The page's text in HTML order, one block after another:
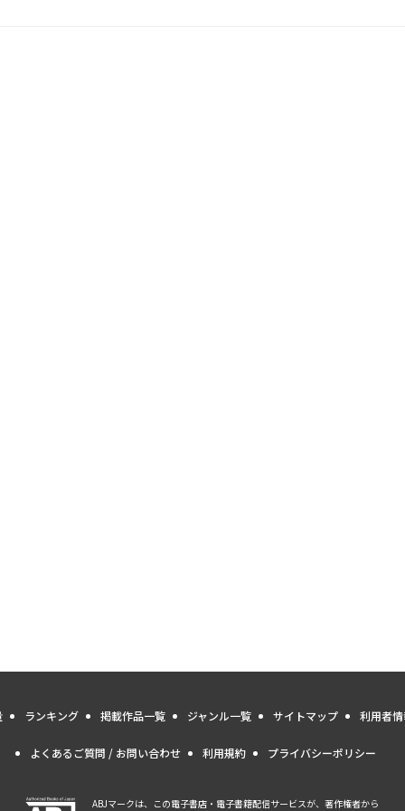
ランキング 掲載作品一覧 ジャンル一覧 サイトマップ 利用者
よくあるご質問 / お問い合わせ 利用規約 プライバシーポリシー
ABJマークは、この電子書店・電子書籍配信サービスが、著作権者から